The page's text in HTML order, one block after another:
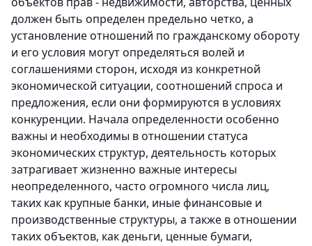
должен быть определен предельно четко, а
установление отношений по гражданскому обороту
и его условия могут определяться волей и
соглашениями сторон, исходя из конкретной
экономической ситуации, соотношений спроса и
предложения, если они формируются в условиях
конкуренции. Начала определенности особенно
важны и необходимы в отношении статуса
экономических структур, деятельность которых
затрагивает жизненно важные интересы
неопределенного, часто огромного числа лиц,
таких как крупные банки, иные финансовые и
производственные структуры, а также в отношении
таких объектов, как деньги, ценные бумаги,